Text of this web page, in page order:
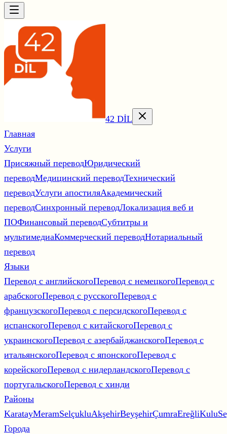
42 DİL
Главная
Услуги
Присяжный переводЮридический
переводМедицинский переводТехнический
переводУслуги апостиляАкадемический
переводСинхронный переводЛокализация веб и
ПОФинансовый переводСубтитры и
мультимедиаКоммерческий переводНотариальный
перевод
Языки
Перевод с английскогоПеревод с немецкогоПеревод с
арабскогоПеревод с русскогоПеревод с
французскогоПеревод с персидскогоПеревод с
испанскогоПеревод с китайскогоПеревод с
украинскогоПеревод с азербайджанскогоПеревод с
итальянскогоПеревод с японскогоПеревод с
корейскогоПеревод с нидерландскогоПеревод с
португальскогоПеревод с хинди
Районы
KaratayMeramSelçukluAkşehirBeyşehirÇumraEreğliKulu
Города